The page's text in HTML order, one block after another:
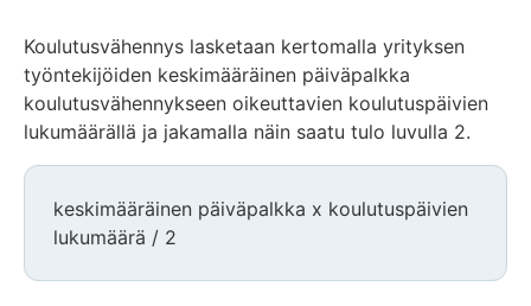
Koulutusvähennys lasketaan kertomalla yrityksen
työntekijöiden keskimääräinen päiväpalkka
koulutusvähennykseen oikeuttavien koulutuspäivien
lukumäärällä ja jakamalla näin saatu tulo luvulla 2.
keskimääräinen päiväpalkka x koulutuspäivien
lukumäärä / 2